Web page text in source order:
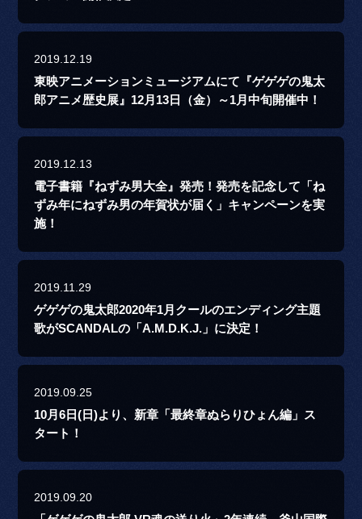
2019.12.19
東映アニメーションミュージアムにて『ゲゲゲの鬼太
郎アニメ歴史展』12月13日（金）～1月中旬開催中！
2019.12.13
電子書籍『ねずみ男大全』発売！発売を記念して「ね
ずみ年にねずみ男の年賀状が届く」キャンペーンを実
施！
2019.11.29
ゲゲゲの鬼太郎2020年1月クールのエンディング主題
歌がSCANDALの「A.M.D.K.J.」に決定！
2019.09.25
10月6日(日)より、新章「最終章ぬらりひょん編」ス
タート！
2019.09.20